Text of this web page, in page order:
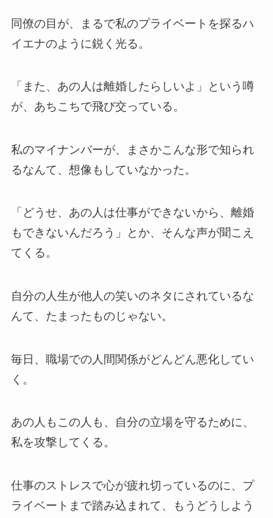
同僚の目が、まるで私のプライベートを探るハ
イエナのように鋭く光る。
「また、あの人は離婚したらしいよ」という噂
が、あちこちで飛び交っている。
私のマイナンバーが、まさかこんな形で知られ
るなんて、想像もしていなかった。
「どうせ、あの人は仕事ができないから、離婚
もできないんだろう」とか、そんな声が聞こえ
てくる。
自分の人生が他人の笑いのネタにされているな
んて、たまったものじゃない。
毎日、職場での人間関係がどんどん悪化してい
く。
あの人もこの人も、自分の立場を守るために、
私を攻撃してくる。
仕事のストレスで心が疲れ切っているのに、プ
ライベートまで踏み込まれて、もうどうしよう